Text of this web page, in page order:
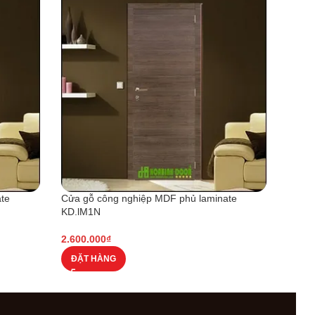
Cửa gỗ công nghiệp MDF phủ laminate
KD.lM1N
2.600.000₫
ĐẶT HÀNG